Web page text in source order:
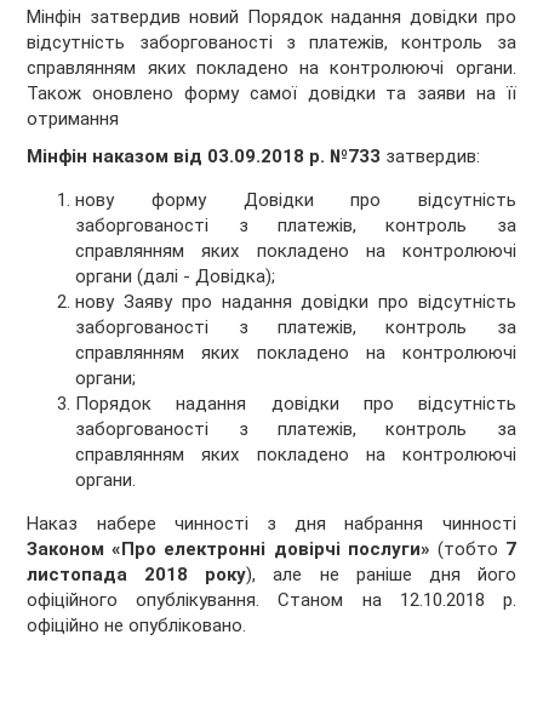
Мінфін затвердив новий Порядок надання довідки про
відсутність заборгованості з платежів, контроль за
справлянням яких покладено на контролюючі органи.
Також оновлено форму самої довідки та заяви на її
отримання
Мінфін наказом від 03.09.2018 р. №733 затвердив:
нову форму Довідки про відсутність
заборгованості з платежів, контроль за
справлянням яких покладено на контролюючі
органи (далі - Довідка);
нову Заяву про надання довідки про відсутність
заборгованості з платежів, контроль за
справлянням яких покладено на контролюючі
органи;
Порядок надання довідки про відсутність
заборгованості з платежів, контроль за
справлянням яких покладено на контролюючі
органи.
Наказ набере чинності з дня набрання чинності
Законом «Про електронні довірчі послуги» (тобто 7
листопада 2018 року), але не раніше дня його
офіційного опублікування. Станом на 12.10.2018 р.
офіційно не опубліковано.